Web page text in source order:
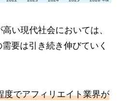
い現代社会においては、
要は引き続き伸びていく
度でアフィリエイト業界が